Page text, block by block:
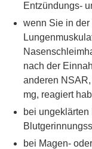
Entzündungs-
wenn Sie in der
nach der
anderen
mg, reagiert
bei
bei Magen-